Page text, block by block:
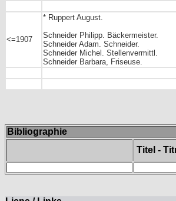
<=1907
* Ruppert August.
Schneider Philipp. Bäckermeister.
Schneider Adam. Schneider.
Schneider Michel. Stellenvermittl.
Schneider Barbara, Friseuse.
Bibliographie
Titel -